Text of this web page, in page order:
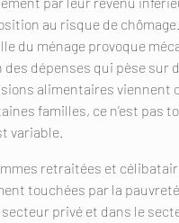
au risque de
du ménage provoque
dépenses qui pèse sur
alimentaires viennent
familles, ce n’est pas
variable.
retraitées et
touchées par la
privé et dans le